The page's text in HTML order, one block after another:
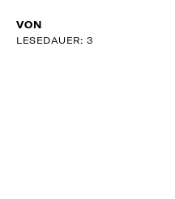
VON
LESEDAUER: 3